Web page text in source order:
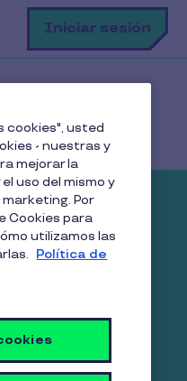
Iniciar sesión
del
tu
Código del Trabajo
Sala Cuna,
cookies", usted
- nuestras y
mejorar la
uso del mismo y
Por
Cookies para
utilizamos las
Política de